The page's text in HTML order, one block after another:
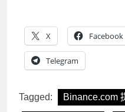
X Facebook
Telegram
Tagged: Binance.com